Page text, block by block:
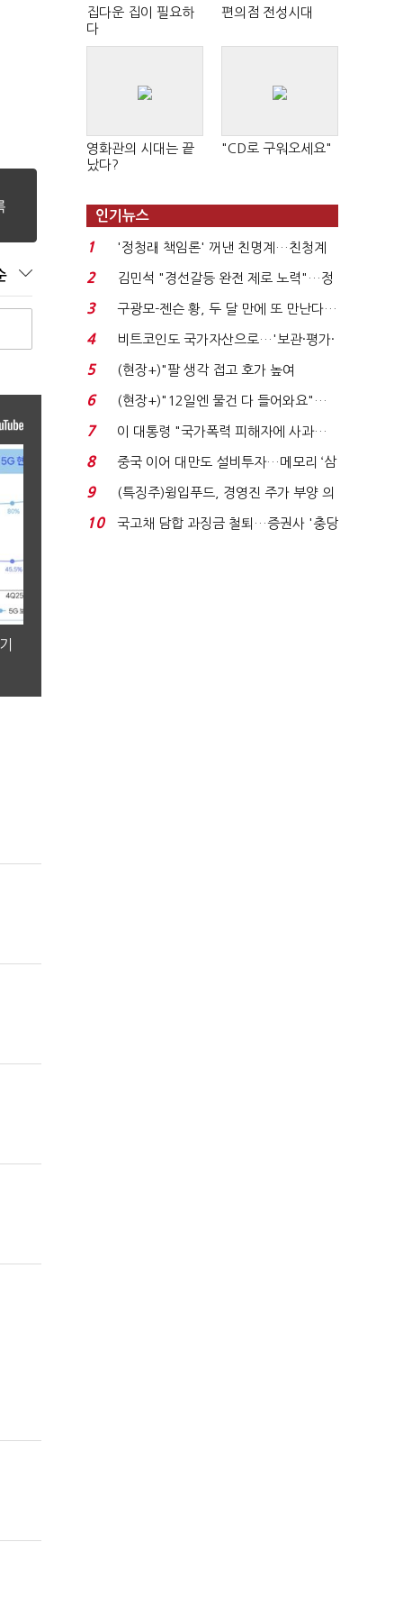
집다운 집이 필요하
다
편의점 전성시대
영화관의 시대는 끝
났다?
"CD로 구워오세요"
인기뉴스
1
'정청래 책임론' 꺼낸 친명계…친청계
는 추가투표 때리기...
2
김민석 "경선갈등 완전 제로 노력"…정
청래 "반명 공세 사...
3
구광모-젠슨 황, 두 달 만에 또 만난다…
로봇·AI 등 논...
4
비트코인도 국가자산으로…'보관·평가·
처분' 기준은 ...
5
(현장+)"팔 생각 접고 호가 높여
요"…'덜 똘똘한 한 채' 20...
6
(현장+)"12일엔 물건 다 들어와요"…
빈 매대 채우며 문 연 ...
7
이 대통령 "국가폭력 피해자에 사과…
적극적 조사로 진...
8
중국 이어 대만도 설비투자…메모리 ‘삼
국전쟁’
9
(특징주)윙입푸드, 경영진 주가 부양 의
지에 상한가...
10
국고채 담합 과징금 철퇴…증권사 '충당